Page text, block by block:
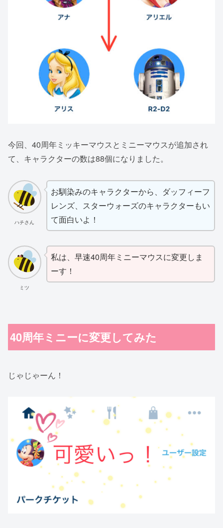
今回、40周年ミッキーマウスとミニーマウスが追加され
て、キャラクターの数は88個になりました。
ハチさん
お馴染みのキャラクターから、ダッフィーフ
レンズ、スターウォーズのキャラクターもい
て面白いよ！
ミツ
私は、早速40周年ミニーマウスに変更しま
ーす！
40周年ミニーに変更してみた
じゃじゃーん！